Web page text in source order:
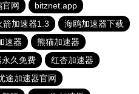
官网
bitznet.app
箭加速器1.3
海鸥加速器下载
速器
熊猫加速器
久免费
红杏加速器
途加速器官网